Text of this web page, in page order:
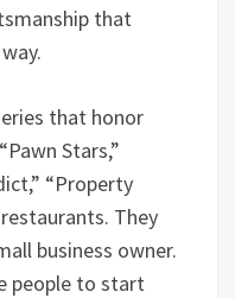
that
that honor
Stars,”
“Property
They
business owner.
people to start